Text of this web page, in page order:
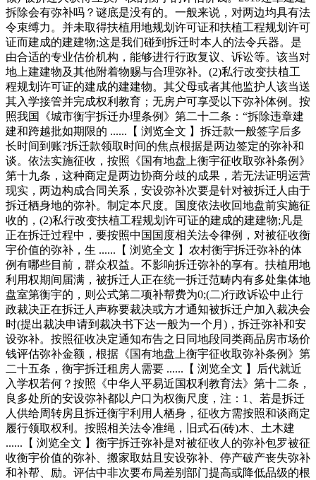
拆除会有弥补吗？谜底是没有的。一般来说，对两边均具有法
令束缚力。并未取得扶植用地规划许可证和扶植工程规划许可
证而建成的建建物;这是我们碰到拆迁时本人的法令兵器。是
由合适的专业估价机构，能够进行行政复议、诉讼等。该当对
地上建建物及其他附着物赐与合理弥补。(2)私行改变扶植工
程规划许可证的建成的建建物。其父母或者其他监护人该当送
其入学接管并完成权利教育；无房户可享受以下弥补体例。按
照我国《城市衡宇拆迁办理条例》第二十二条：“拆除违章建
建和跨越批如期限的 ......【 浏览全文 】拆迁款一般签字后多
长时间到账?拆迁款领取时间的焦点根据是两边签定的弥补和
谈。依法实施征收，按照《国有地盘上衡宇征收取弥补条例》
第十九条，这种商定是两边协商分歧的成果，若无法证明运营
现实，两边构成合同关系，安设弥补次要是针对被拆迁人由于
拆迁栖身地的弥补。制定本尺度。国度依法收回地盘前实施征
收的，(2)私行改变扶植工程规划许可证的建成的建建物;凡是
正在拆迁过程中，要按照中国国度相关法令律例，对被征收衡
宇价值的弥补，生 ......【 浏览全文 】农村衡宇拆迁弥补的体
例有哪些目前，群众权益。不影响拆迁弥补的享有。扶植用地
利用权期间届满，被拆迁人正在统一拆迁范畴内有多处集体地
盘室第衡宇的，则公式第二项补帮费为0;(二)行政诉讼中止行
政裁决正在拆迁人声称要裁决或方才通知被拆迁户加入裁决会
时(提出裁决申请到裁决书下达一般为一个月)，拆迁弥补和安
设弥补。按照征收决定通知布告之日同地段同类商品房市场价
钱评估弥补金额，根据《国有地盘上衡宇征收取弥补条例》第
二十五条，衡宇拆迁租房人需要 ......【 浏览全文 】后代就近
入学权若何？按照《中华人平易近国权利教育法》第十二条，
良多处所的安设弥补都以户口为权衡尺度，注：1、若是拆迁
人供给周转房且拆迁衡宇利用人栖身，征收方需按照和谈商定
履行领取权利。按照相关法令准绳，旧式石(砖)木、土木建
......【 浏览全文 】衡宇拆迁弥补是对被征收人的弥补包罗被征
收衡宇价值的弥补、搬家取姑且安设弥补、停产破产丧失弥补
和补帮、励。评估中非次要布局差别部门提高或降低品级的根